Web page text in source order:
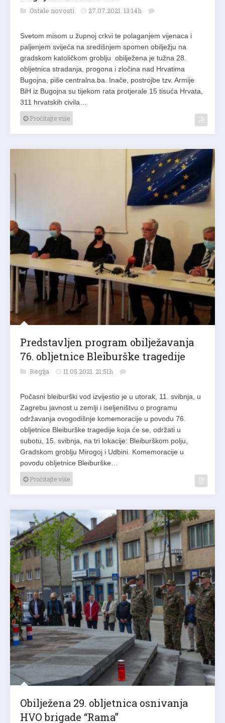
Ostale novosti 27.07.2021. 13:14h
Svetom misom u župnoj crkvi te polaganjem vijenaca i
paljenjem svijeća na središnjem spomen obilježju na
gradskom katoličkom groblju obilježena je tužna 28.
obljetnica stradanja, progona i zločina nad Hrvatima
Bugojna, piše centralna.ba. Inače, postrojbe tzv. Armije
BiH iz Bugojna su tijekom rata protjerale 15 tisuća Hrvata,
311 hrvatskih civila…
Pročitajte više
Predstavljen program obilježavanja
76. obljetnice Bleiburške tragedije
Regija 11.05.2021. 21:51h
Počasni bleiburški vod izvijestio je u utorak, 11. svibnja, u
Zagrebu javnost u zemlji i iseljeništvu o programu
održavanja ovogodišnje komemoracije u povodu 76.
obljetnice Bleiburške tragedije koja će se, održati u
subotu, 15. svibnja, na tri lokacije: Bleiburškom polju,
Gradskom groblju Mirogoj i Udbini. Komemoracije u
povodu obljetnice Bleiburške…
Pročitajte više
Obilježena 29. obljetnica osnivanja
HVO brigade “Rama”